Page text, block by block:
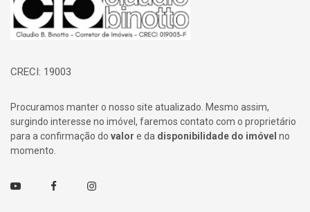
CRECI: 19003
Procuramos manter o nosso site atualizado. Mesmo assim,
surgindo interesse no imóvel, faremos contato com o proprietário
para a confirmação do valor e da disponibilidade do imóvel no
momento.
Youtube FacebookInstagram